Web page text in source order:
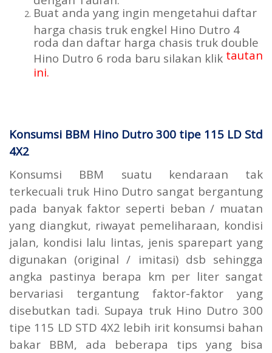
Buat anda yang ingin mengetahui daftar
harga chasis truk engkel Hino Dutro 4
roda dan daftar harga chasis truk double
Hino Dutro 6 roda baru silakan klik tautan
ini.
Konsumsi BBM Hino Dutro 300 tipe 115 LD Std
4X2
Konsumsi BBM suatu kendaraan tak
terkecuali truk Hino Dutro sangat bergantung
pada banyak faktor seperti beban / muatan
yang diangkut, riwayat pemeliharaan, kondisi
jalan, kondisi lalu lintas, jenis sparepart yang
digunakan (original / imitasi) dsb sehingga
angka pastinya berapa km per liter sangat
bervariasi tergantung faktor-faktor yang
disebutkan tadi. Supaya truk Hino Dutro 300
tipe 115 LD STD 4X2 lebih irit konsumsi bahan
bakar BBM, ada beberapa tips yang bisa